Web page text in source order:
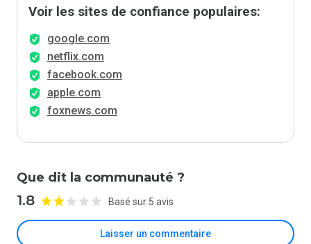
Voir les sites de confiance populaires:
google.com
netflix.com
facebook.com
apple.com
foxnews.com
Que dit la communauté ?
1.8 Basé sur 5 avis
Laisser un commentaire